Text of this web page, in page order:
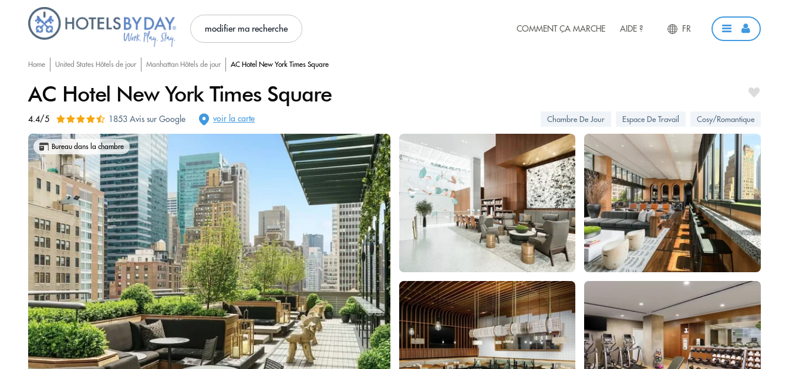
modifier ma recherche COMMENT ÇA MARCHE AIDE ? FR
Home United States Hôtels de jour Manhattan Hôtels de jour AC Hotel New York Times Square
AC Hotel New York Times Square
4.4/5 1853 Avis sur Google voir la carte Chambre De Jour Espace De Travail Cosy/Romantique
Bureau dans la chambre